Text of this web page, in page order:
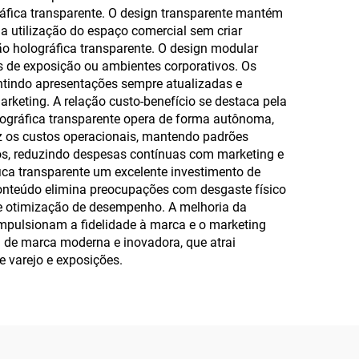
transparente. O design transparente mantém
utilização do espaço comercial sem criar
holográfica transparente. O design modular
exposição ou ambientes corporativos. Os
apresentações sempre atualizadas e
A relação custo-benefício se destaca pela
transparente opera de forma autônoma,
custos operacionais, mantendo padrões
reduzindo despesas contínuas com marketing e
transparente um excelente investimento de
elimina preocupações com desgaste físico
de desempenho. A melhoria da
a fidelidade à marca e o marketing
marca moderna e inovadora, que atrai
varejo e exposições.